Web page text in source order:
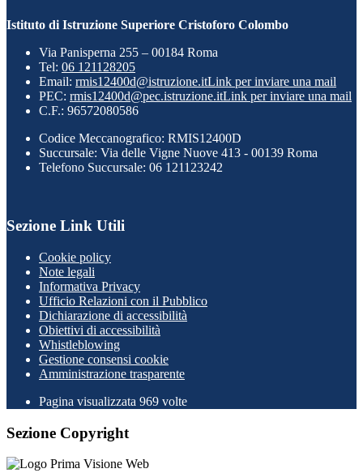
Istituto di Istruzione Superiore Cristoforo Colombo
Via Panisperna 255 – 00184 Roma
Tel: 06 121128205
Email: rmis12400d@istruzione.itLink per inviare una mail
PEC: rmis12400d@pec.istruzione.itLink per inviare una mail
C.F.: 96572080586
Codice Meccanografico: RMIS12400D
Succursale: Via delle Vigne Nuove 413 - 00139 Roma
Telefono Succursale: 06 121123242
Sezione Link Utili
Cookie policy
Note legali
Informativa Privacy
Ufficio Relazioni con il Pubblico
Dichiarazione di accessibilità
Obiettivi di accessibilità
Whistleblowing
Gestione consensi cookie
Amministrazione trasparente
Pagina visualizzata 969 volte
Sezione Copyright